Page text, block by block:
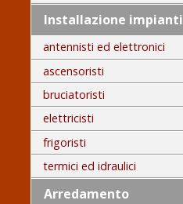
Installazione impianti
antennisti ed elettronici
ascensoristi
bruciatoristi
elettricisti
frigoristi
termici ed idraulici
Arredamento